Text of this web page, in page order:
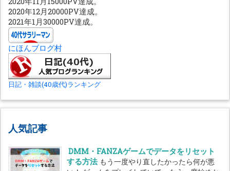
2020年12月20000PV達成。
2021年1月30000PV達成。
にほんブログ村
日記・雑談(40歳代)ランキング
人気記事
DMM・FANZAゲームでデータをリセット
する方法 もう一度やり直したかったら何が悪